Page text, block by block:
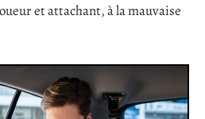
et attachant, à la mauvaise